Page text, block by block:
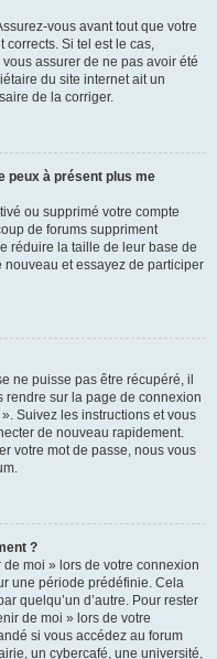
vous avant tout que votre
corrects. Si tel est le cas,
assurer de ne pas avoir été
du site internet ait un
de la corriger.
peux à présent plus me
ou supprimé votre compte
de forums suppriment
réduire la taille de leur base de
et essayez de participer
ne puisse pas être récupéré, il
rendre sur la page de connexion
Suivez les instructions et vous
de nouveau rapidement.
votre mot de passe, nous vous
?
moi » lors de votre connexion
une période prédéfinie. Cela
quelqu’un d’autre. Pour rester
de moi » lors de votre
si vous accédez au forum
un cybercafé, une université,